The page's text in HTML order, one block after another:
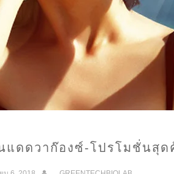
แดดวาก๊องซ์-โปรโมชั่นสุด